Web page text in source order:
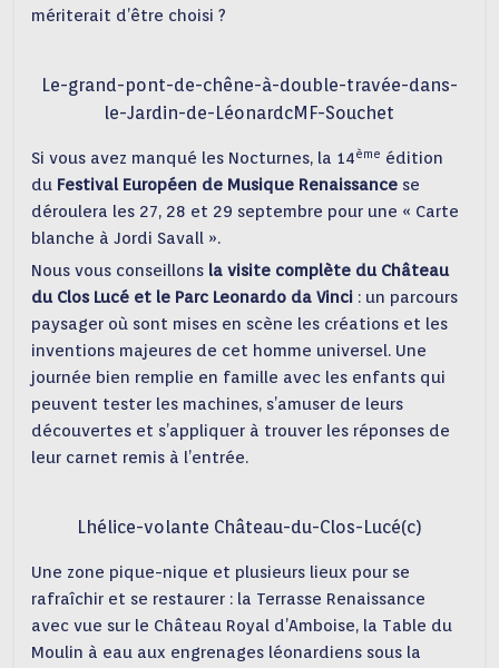
mériterait d’être choisi ?
Le-grand-pont-de-chêne-à-double-travée-dans-
le-Jardin-de-LéonardcMF-Souchet
Si vous avez manqué les Nocturnes, la 14ème édition
du Festival Européen de Musique Renaissance se
déroulera les 27, 28 et 29 septembre pour une « Carte
blanche à Jordi Savall ».
Nous vous conseillons la visite complète du Château
du Clos Lucé et le Parc Leonardo da Vinci : un parcours
paysager où sont mises en scène les créations et les
inventions majeures de cet homme universel. Une
journée bien remplie en famille avec les enfants qui
peuvent tester les machines, s’amuser de leurs
découvertes et s’appliquer à trouver les réponses de
leur carnet remis à l’entrée.
Lhélice-volante Château-du-Clos-Lucé(c)
Une zone pique-nique et plusieurs lieux pour se
rafraîchir et se restaurer : la Terrasse Renaissance
avec vue sur le Château Royal d’Amboise, la Table du
Moulin à eau aux engrenages léonardiens sous la